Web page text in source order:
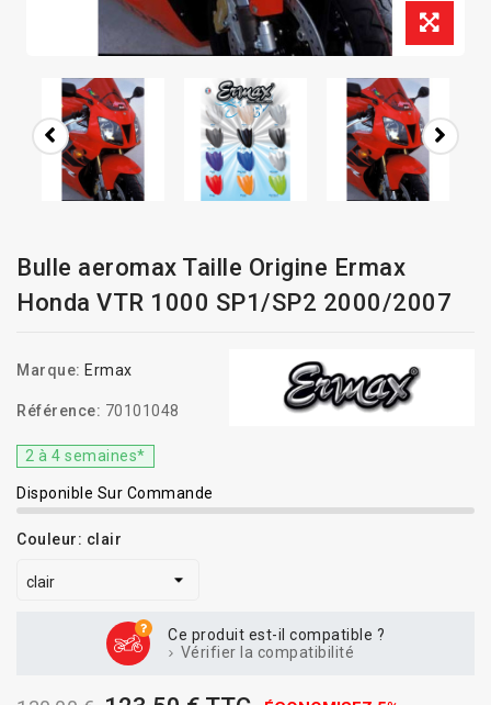
Bulle aeromax Taille Origine Ermax
Honda VTR 1000 SP1/SP2 2000/2007
Marque: Ermax
Référence: 70101048
2 à 4 semaines*
Disponible Sur Commande
Couleur: clair
Ce produit est-il compatible ?
Vérifier la compatibilité